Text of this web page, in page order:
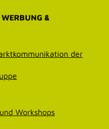
WERBUNG &
der
Workshops